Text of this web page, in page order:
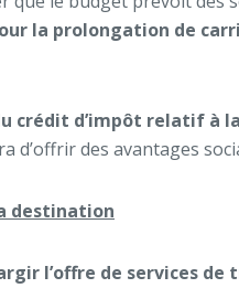
la prolongation de
crédit d’impôt relatif à
des avantages
destination
l’offre de services